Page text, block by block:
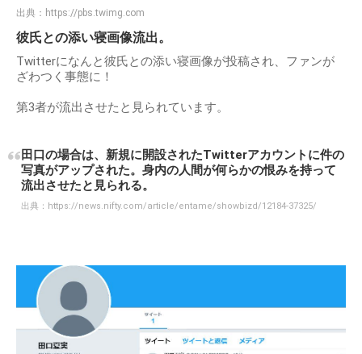
出典： https://pbs.twimg.com
彼氏との添い寝画像流出。
Twitterになんと彼氏との添い寝画像が投稿され、ファンが
ざわつく事態に！
第3者が流出させたと見られています。
田口の場合は、新規に開設されたTwitterアカウントに件の
写真がアップされた。身内の人間が何らかの恨みを持って
流出させたと見られる。
出典： https://news.nifty.com/article/entame/showbizd/12184-37325/